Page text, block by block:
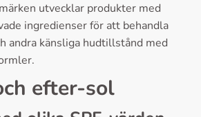
utvecklar produkter med
ingredienser för att behandla
andra känsliga hudtillstånd med
efter-sol